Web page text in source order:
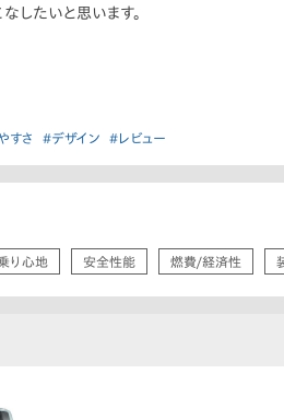
したいと思います。
すさ #デザイン #レビュー
り心地 安全性能 燃費/経済性